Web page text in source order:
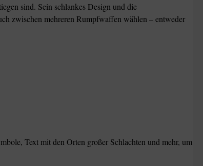
sind. Sein schlankes Design und die
zwischen mehreren Rumpfwaffen wählen – entweder
Text mit den Orten großer Schlachten und mehr, um